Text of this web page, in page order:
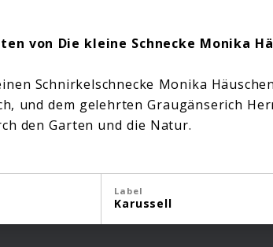
von Die kleine Schnecke Monika
Schnirkelschnecke Monika
und dem gelehrten Graugänserich
den Garten und die Natur.
Label
Karussell